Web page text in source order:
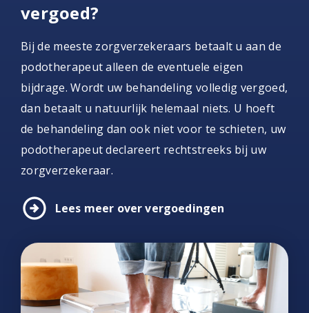
vergoed?
Bij de meeste zorgverzekeraars betaalt u aan de
podotherapeut alleen de eventuele eigen
bijdrage. Wordt uw behandeling volledig vergoed,
dan betaalt u natuurlijk helemaal niets. U hoeft
de behandeling dan ook niet voor te schieten, uw
podotherapeut declareert rechtstreeks bij uw
zorgverzekeraar.
arrow_circle_right Lees meer over vergoedingen